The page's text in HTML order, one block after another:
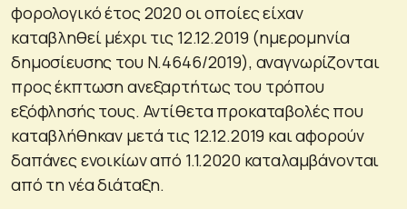
φορολογικό έτος 2020 οι οποίες είχαν
καταβληθεί μέχρι τις 12.12.2019 (ημερομηνία
δημοσίευσης του Ν.4646/2019), αναγνωρίζονται
προς έκπτωση ανεξαρτήτως του τρόπου
εξόφλησής τους. Αντίθετα προκαταβολές που
καταβλήθηκαν μετά τις 12.12.2019 και αφορούν
δαπάνες ενοικίων από 1.1.2020 καταλαμβάνονται
από τη νέα διάταξη.